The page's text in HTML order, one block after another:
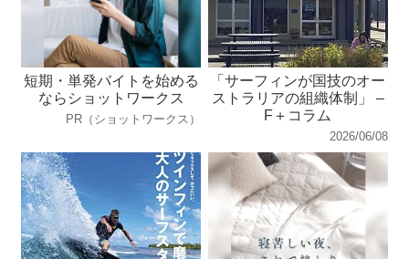
短期・単発バイトを始める
ならショットワークス
PR（ショットワークス）
「サーフィンが国技のオー
ストラリアの組織体制」 –
F＋コラム
2026/06/08